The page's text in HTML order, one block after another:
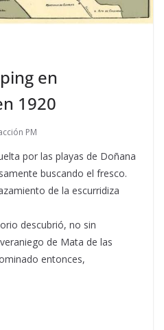
en
1920
PM
por las playas de Doñana
buscando el fresco.
de la escurridiza
descubrió, no sin
de Mata de las
entonces,